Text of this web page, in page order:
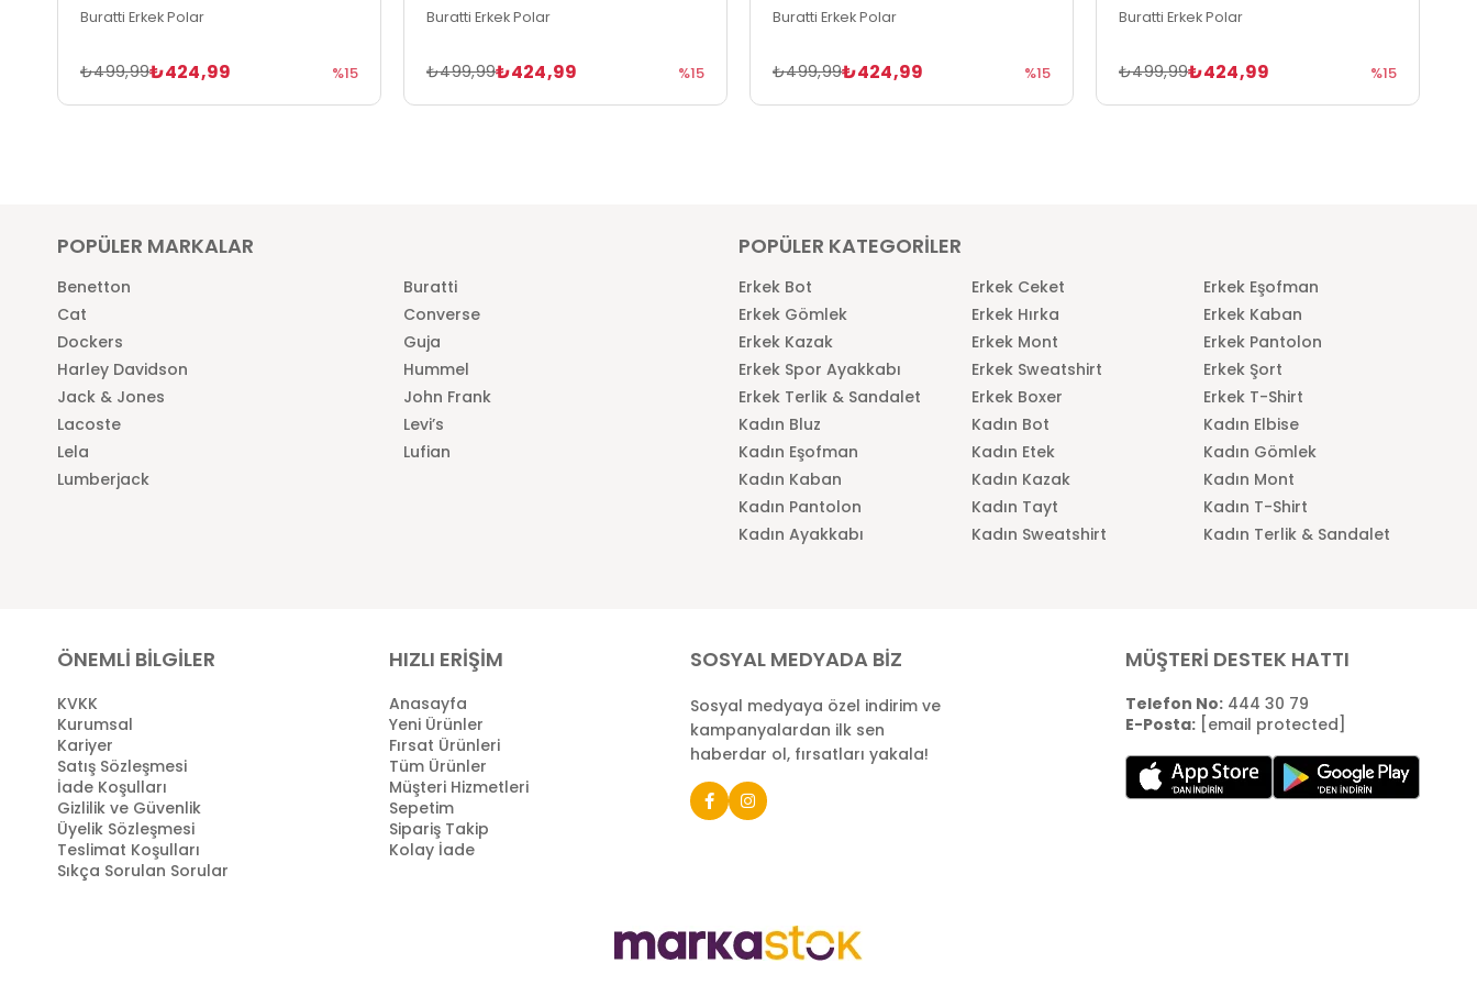
Buratti Erkek Polar
₺424,99
₺499,99 %15
Buratti Erkek Polar
₺424,99
₺499,99 %15
Buratti Erkek Polar
₺424,99
₺499,99 %15
Buratti Erkek Polar
₺424,99
₺499,99 %15
POPÜLER MARKALAR
Benetton
Buratti
Cat
Converse
Dockers
Guja
Harley Davidson
Hummel
Jack & Jones
John Frank
Lacoste
Levi’s
Lela
Lufian
Lumberjack
POPÜLER KATEGORİLER
Erkek Bot Erkek Ceket
Erkek Eşofman
Erkek Gömlek
Erkek Hırka
Erkek Kaban
Erkek Kazak
Erkek Mont
Erkek Pantolon
Erkek Spor Ayakkabı
Erkek Sweatshirt
Erkek Şort
Erkek Terlik & Sandalet
Erkek Boxer
Erkek T-Shirt
Kadın Bluz
Kadın Bot
Kadın Elbise
Kadın Eşofman
Kadın Etek
Kadın Gömlek
Kadın Kaban
Kadın Kazak
Kadın Mont
Kadın Pantolon
Kadın Tayt
Kadın T-Shirt
Kadın Ayakkabı
Kadın Sweatshirt Kadın Terlik & Sandalet
ÖNEMLİ BİLGİLER
KVKK
Kurumsal
Kariyer
Satış Sözleşmesi
İade Koşulları
Gizlilik ve Güvenlik
Üyelik Sözleşmesi
Teslimat Koşulları
Sıkça Sorulan Sorular
HIZLI ERİŞİM
Anasayfa
Yeni Ürünler
Fırsat Ürünleri
Tüm Ürünler
Müşteri Hizmetleri
Sepetim
Sipariş Takip
Kolay İade
SOSYAL MEDYADA BİZ
Sosyal medyaya özel indirim ve
kampanyalardan ilk sen
haberdar ol, fırsatları yakala!
MÜŞTERİ DESTEK HATTI
Telefon No:444 30 79
E-Posta: [email protected]